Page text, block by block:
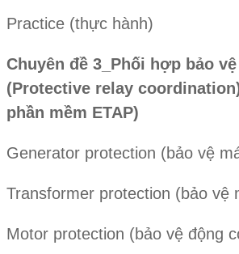
Practice (thực hành)
Chuyên đề 3_Phối hợp bảo
(Protective relay
phần mềm ETAP)
Generator protection (bảo vệ
Transformer protection (bảo vệ
Motor protection (bảo vệ động